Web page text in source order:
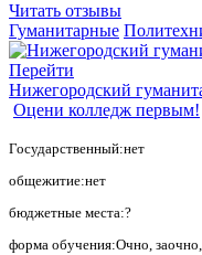
Читать отзывы
Гуманитарные
Перейти
Нижегородский
Оцени колледж первым!
Государственный:нет
общежитие:нет
бюджетные места:?
форма обучения:Очно,